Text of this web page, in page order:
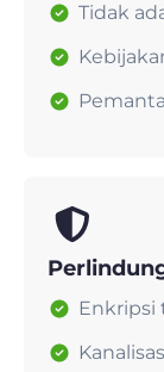
Tidak